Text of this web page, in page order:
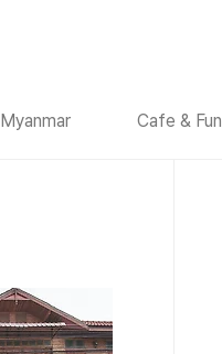
Myanmar Cafe & Fun